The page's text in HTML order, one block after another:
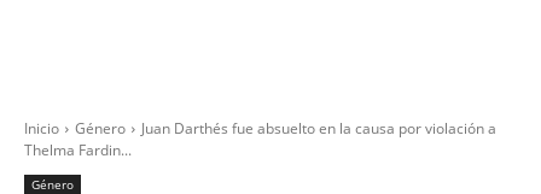
Inicio Género
Juan Darthés fue absuelto en la causa por violación a
Thelma Fardin...
Género